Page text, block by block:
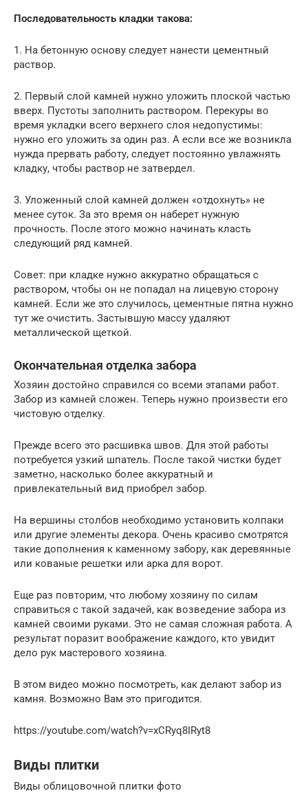
Последовательность кладки такова:
1. На бетонную основу следует нанести цементный
раствор.
2. Первый слой камней нужно уложить плоской частью
вверх. Пустоты заполнить раствором. Перекуры во
время укладки всего верхнего слоя недопустимы:
нужно его уложить за один раз. А если все же возникла
нужда прервать работу, следует постоянно увлажнять
кладку, чтобы раствор не затвердел.
3. Уложенный слой камней должен «отдохнуть» не
менее суток. За это время он наберет нужную
прочность. После этого можно начинать класть
следующий ряд камней.
Совет: при кладке нужно аккуратно обращаться с
раствором, чтобы он не попадал на лицевую сторону
камней. Если же это случилось, цементные пятна нужно
тут же очистить. Застывшую массу удаляют
металлической щеткой.
Окончательная отделка забора
Хозяин достойно справился со всеми этапами работ.
Забор из камней сложен. Теперь нужно произвести его
чистовую отделку.
Прежде всего это расшивка швов. Для этой работы
потребуется узкий шпатель. После такой чистки будет
заметно, насколько более аккуратный и
привлекательный вид приобрел забор.
На вершины столбов необходимо установить колпаки
или другие элементы декора. Очень красиво смотрятся
такие дополнения к каменному забору, как деревянные
или кованые решетки или арка для ворот.
Еще раз повторим, что любому хозяину по силам
справиться с такой задачей, как возведение забора из
камней своими руками. Это не самая сложная работа. А
результат поразит воображение каждого, кто увидит
дело рук мастерового хозяина.
В этом видео можно посмотреть, как делают забор из
камня. Возможно Вам это пригодится.
https://youtube.com/watch?v=xCRyq8IRyt8
Виды плитки
Виды облицовочной плитки фото